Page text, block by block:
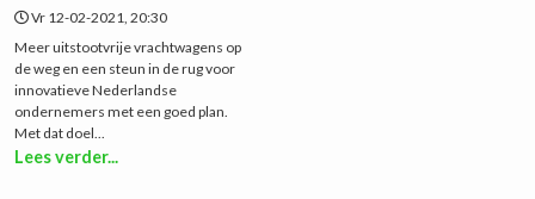
Vr 12-02-2021, 20:30
Meer uitstootvrije vrachtwagens op
de weg en een steun in de rug voor
innovatieve Nederlandse
ondernemers met een goed plan.
Met dat doel...
Lees verder...